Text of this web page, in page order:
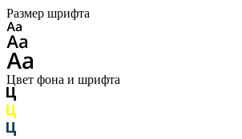
Размер шрифта
Цвет фона и шрифта